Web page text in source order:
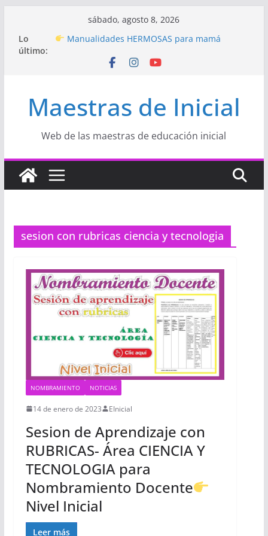
contenido
sábado, agosto 8, 2026
Lo
último:
Hermosos dibujos para MAMÁ: colorea con
amor en Inicial
(fáciles y llenas de amor)
Proyecto
“Celebramos con Alegría la Semana
de la Educación Inicial»
Mamá hecho con amor
Maestras de Inicial
Web de las maestras de educación inicial
sesion con rubricas ciencia y tecnologia
NOMBRAMIENTO NOTICIAS
14 de enero de 2023 EInicial
Sesion de Aprendizaje con
RUBRICAS- Área CIENCIA Y
TECNOLOGIA para
Nombramiento Docente
Nivel Inicial
Leer más